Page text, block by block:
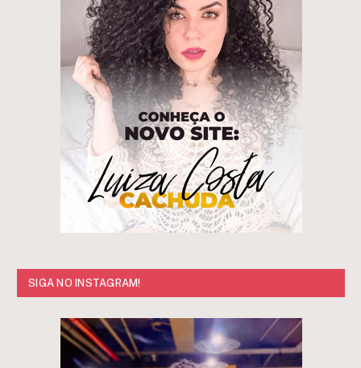
SIGA NO INSTAGRAM!